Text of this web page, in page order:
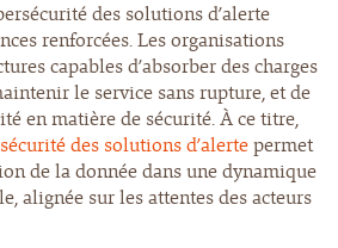
des solutions d’alerte
renforcées. Les organisations
capables d’absorber des charges
le service sans rupture, et de
en matière de sécurité. À ce titre,
des solutions d’alertepermet
de la donnée dans une dynamique
alignée sur les attentes des acteurs